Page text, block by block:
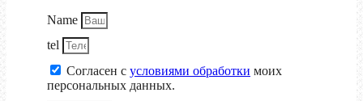
Name
tel
Согласен с условиями обработки моих
персональных данных.